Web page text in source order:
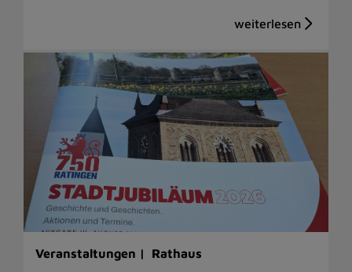
Veranstaltungen | Rathaus